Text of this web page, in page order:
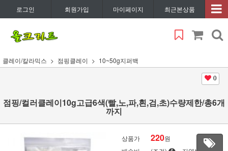
로그인 회원가입 마이페이지 최근본상품
클레이/칼라믹스 점핑클레이 10~50g지퍼백
0
점핑/컬러클레이10g고급6색(빨,노,파,흰,검,초)수량제한/총6개
까지
상품가 220원